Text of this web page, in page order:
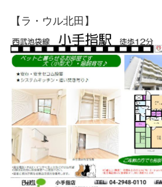
【ラ・ウル北田】